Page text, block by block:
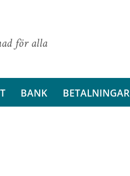
för alla
BANK BETALNINGAR